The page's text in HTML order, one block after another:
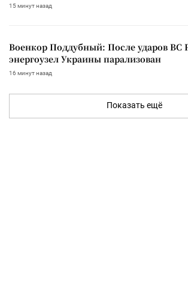
15 минут назад
Военкор Поддубный: После ударов
энергоузел Украины парализован
16 минут назад
Показать ещё